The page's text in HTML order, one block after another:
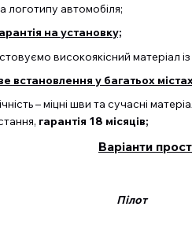
логотипу автомобіля;
на установку;
високоякісний матеріал
встановлення у багатьох
– міцні шви та сучасні
гарантія 18 місяців;
Варіанти
Пілот